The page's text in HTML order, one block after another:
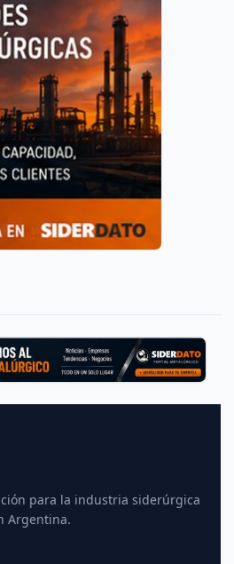
para la industria siderúrgica
Argentina.